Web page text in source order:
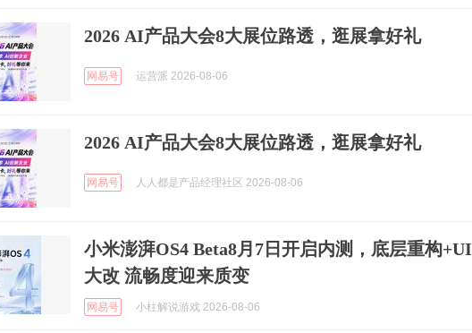
2026 AI产品大会8大展位路透，逛展拿好礼
网易号 运营派 2026-08-06
2026 AI产品大会8大展位路透，逛展拿好礼
网易号 人人都是产品经理社区 2026-08-06
小米澎湃OS4 Beta8月7日开启内测，底层重构+UI
大改 流畅度迎来质变
网易号 小柱解说游戏 2026-08-06